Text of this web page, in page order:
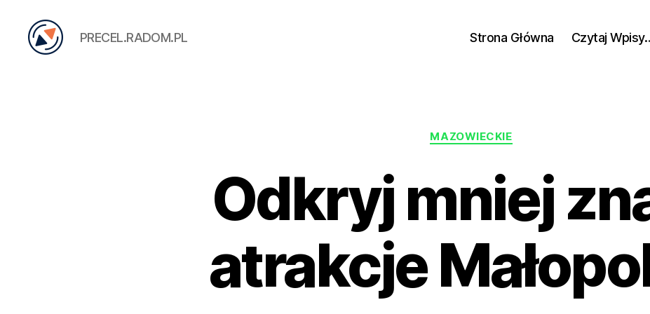
PRECEL.RADOM.PL Strona Główna Czytaj
Kategorie
MAZOWIECKIE
Odkryj mniej
atrakcje